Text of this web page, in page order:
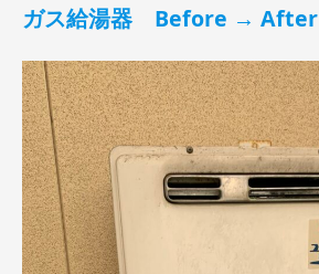
ガス給湯器 Before → After